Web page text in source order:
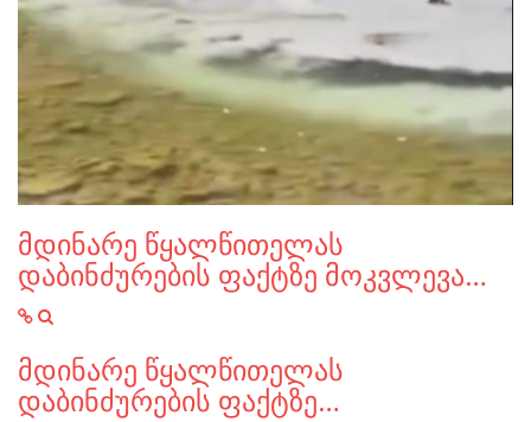
მდინარე წყალწითელას
დაბინძურების ფაქტზე მოკვლევა…
მდინარე წყალწითელას
დაბინძურების ფაქტზე…